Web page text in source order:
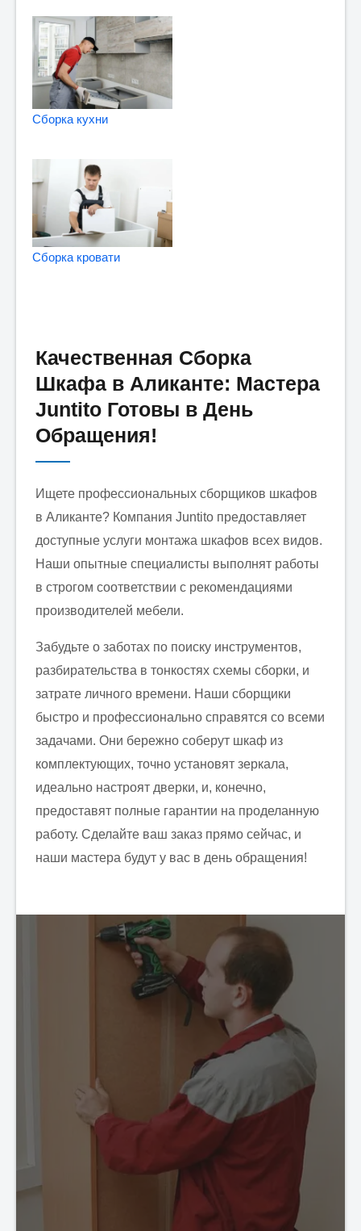
Сборка кухни
Сборка кровати
Качественная Сборка
Шкафа в Аликанте: Мастера
Juntito Готовы в День
Обращения!
Ищете профессиональных сборщиков шкафов
в Аликанте? Компания Juntito предоставляет
доступные услуги монтажа шкафов всех видов.
Наши опытные специалисты выполнят работы
в строгом соответствии с рекомендациями
производителей мебели.
Забудьте о заботах по поиску инструментов,
разбирательства в тонкостях схемы сборки, и
затрате личного времени. Наши сборщики
быстро и профессионально справятся со всеми
задачами. Они бережно соберут шкаф из
комплектующих, точно установят зеркала,
идеально настроят дверки, и, конечно,
предоставят полные гарантии на проделанную
работу. Сделайте ваш заказ прямо сейчас, и
наши мастера будут у вас в день обращения!